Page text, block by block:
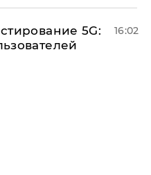
5G:
16:02